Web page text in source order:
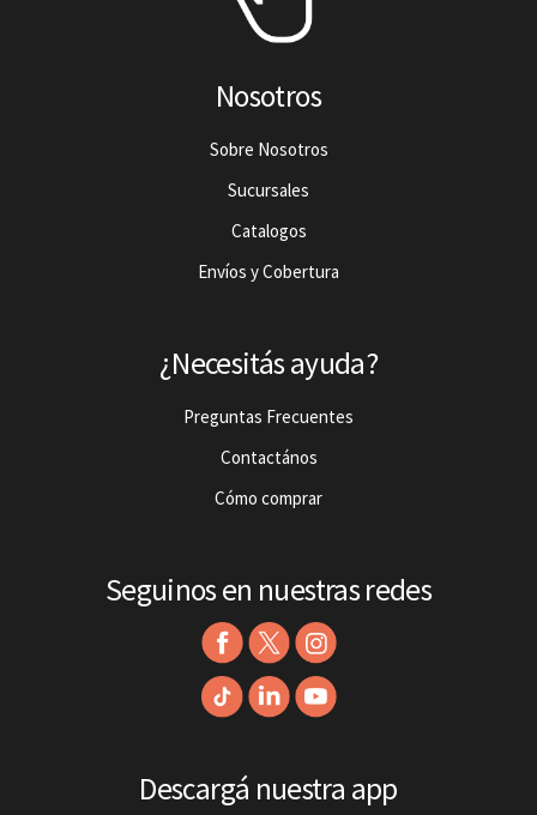
Nosotros
Sobre Nosotros
Sucursales
Catalogos
Envíos y Cobertura
¿Necesitás ayuda?
Preguntas Frecuentes
Contactános
Cómo comprar
Seguinos en nuestras redes
Descargá nuestra app